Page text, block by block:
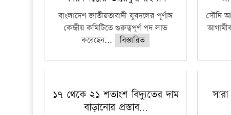
বাংলাদেশ জাতীয়তাবাদী যুবদলের পূর্ণাঙ্গ
কেন্দ্রীয় কমিটিতে গুরুত্বপূর্ণ পদ লাভ
করেছেন...
বিস্তারিত
সৌদি
১৭ থেকে ২১ শতাংশ বিদ্যুতের দাম
বাড়ানোর প্রস্তাব…